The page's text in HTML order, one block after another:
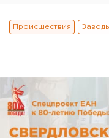
Происшествия